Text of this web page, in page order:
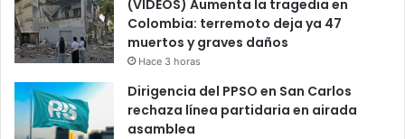
(VIDEOS) Aumenta la tragedia en
Colombia: terremoto deja ya 47
muertos y graves daños
Hace 3 horas
Dirigencia del PPSO en San Carlos
rechaza línea partidaria en airada
asamblea